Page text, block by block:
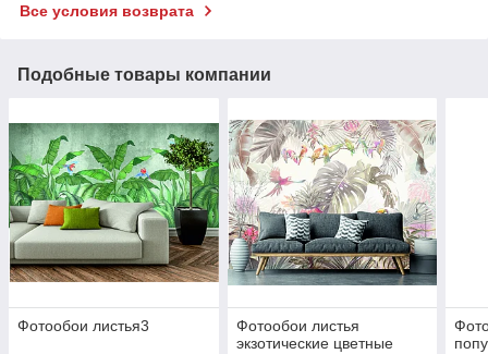
Все условия возврата
Подобные товары компании
Фотообои листья3
Фотообои листья
экзотические цветные